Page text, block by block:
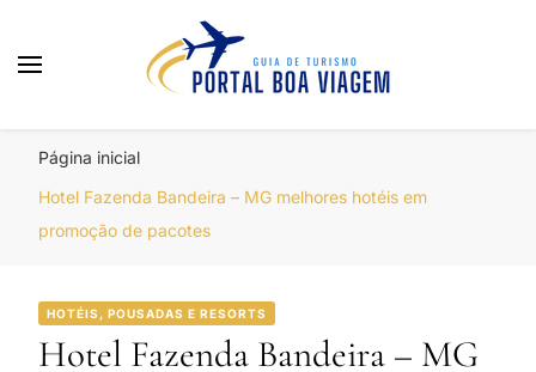
Página inicial
Hotel Fazenda Bandeira – MG melhores hotéis em
promoção de pacotes
HOTÉIS, POUSADAS E RESORTS
Hotel Fazenda Bandeira – MG